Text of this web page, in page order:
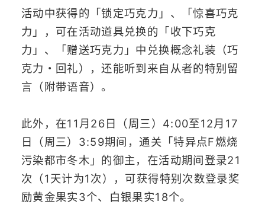
活动中获得的「锁定巧克力」、「惊喜巧克
力」，可在活动道具兑换的「收下巧克
力」、「赠送巧克力」中兑换概念礼装（巧
克力・回礼），还能听到来自从者的特别留
言（附带语音）。
此外，在11月26日（周三）4:00至12月17
日（周三）3:59期间，通关「特异点F燃烧
污染都市冬木」的御主，在活动期间登录21
次（1天计为1次），可获得特别次数登录奖
励黄金果实3个、白银果实18个。